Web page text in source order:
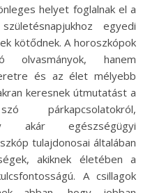
helyet foglalnak el a
egyedi
kötődnek. A horoszkópok
olvasmányok, hanem
és az élet mélyebb
keresnek útmutatást a
párkapcsolatokról,
akár egészségügyi
tulajdonosai általában
akiknek életében a
A csillagok